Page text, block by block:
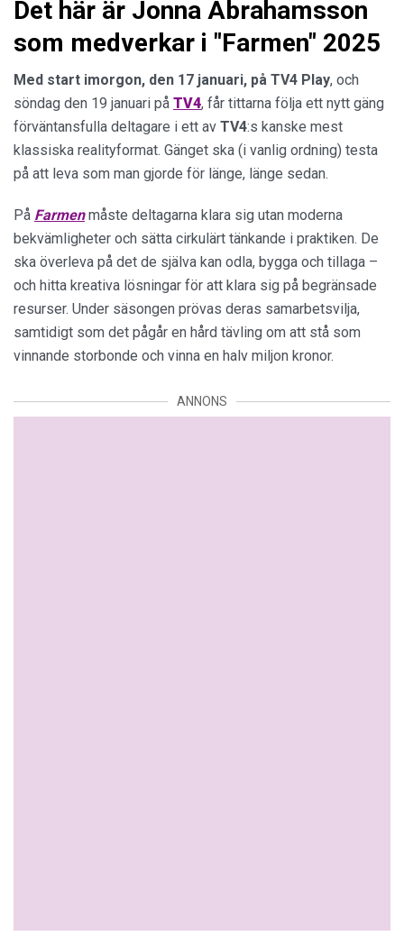
Det här är Jonna Abrahamsson
som medverkar i "Farmen" 2025
Med start imorgon, den 17 januari, på TV4 Play, och
söndag den 19 januari på TV4, får tittarna följa ett nytt gäng
förväntansfulla deltagare i ett av TV4:s kanske mest
klassiska realityformat. Gänget ska (i vanlig ordning) testa
på att leva som man gjorde för länge, länge sedan.
På Farmenmåste deltagarna klara sig utan moderna
bekvämligheter och sätta cirkulärt tänkande i praktiken. De
ska överleva på det de själva kan odla, bygga och tillaga –
och hitta kreativa lösningar för att klara sig på begränsade
resurser. Under säsongen prövas deras samarbetsvilja,
samtidigt som det pågår en hård tävling om att stå som
vinnande storbonde och vinna en halv miljon kronor.
ANNONS